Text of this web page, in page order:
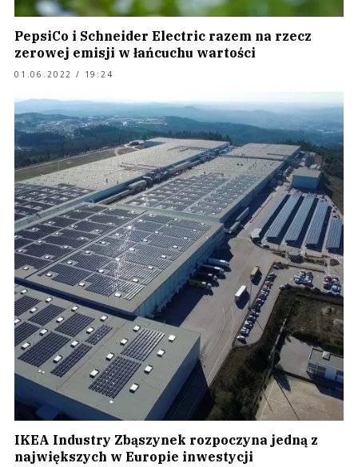
PepsiCo i Schneider Electric razem na rzecz
zerowej emisji w łańcuchu wartości
01.06.2022 / 19:24
IKEA Industry Zbąszynek rozpoczyna jedną z
największych w Europie inwestycji